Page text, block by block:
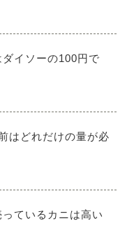
イソーの100円で
はどれだけの量が必
ているカニは高い